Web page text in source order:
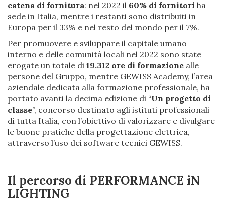
catena di fornitura: nel 2022 il 60% di fornitori ha
sede in Italia, mentre i restanti sono distribuiti in
Europa per il 33% e nel resto del mondo per il 7%.
Per promuovere e sviluppare il capitale umano
interno e delle comunità locali nel 2022 sono state
erogate un totale di 19.312 ore di formazione alle
persone del Gruppo, mentre GEWISS Academy, l’area
aziendale dedicata alla formazione professionale, ha
portato avanti la decima edizione di “Un progetto di
classe”, concorso destinato agli istituti professionali
di tutta Italia, con l’obiettivo di valorizzare e divulgare
le buone pratiche della progettazione elettrica,
attraverso l’uso dei software tecnici GEWISS.
Il percorso di PERFORMANCE iN
LIGHTING